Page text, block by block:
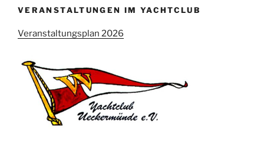
VERANSTALTUNGEN IM YACHTCLUB
Veranstaltungsplan 2026